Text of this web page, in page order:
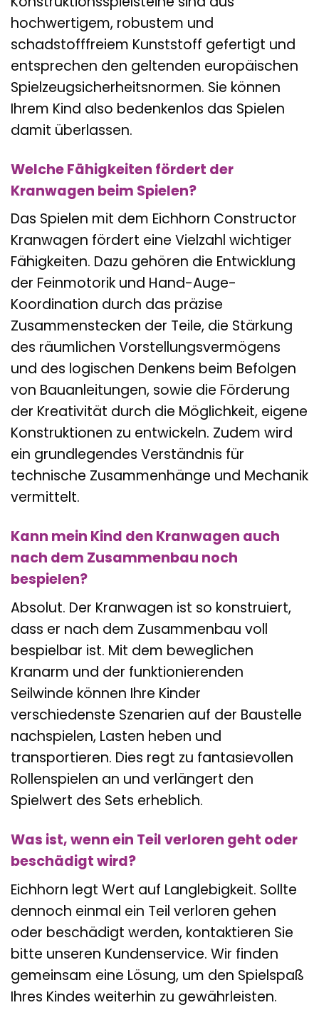
hochwertigem, robustem und
schadstofffreiem Kunststoff gefertigt und
entsprechen den geltenden europäischen
Spielzeugsicherheitsnormen. Sie können
Ihrem Kind also bedenkenlos das Spielen
damit überlassen.
Welche Fähigkeiten fördert der
Kranwagen beim Spielen?
Das Spielen mit dem Eichhorn Constructor
Kranwagen fördert eine Vielzahl wichtiger
Fähigkeiten. Dazu gehören die Entwicklung
der Feinmotorik und Hand-Auge-
Koordination durch das präzise
Zusammenstecken der Teile, die Stärkung
des räumlichen Vorstellungsvermögens
und des logischen Denkens beim Befolgen
von Bauanleitungen, sowie die Förderung
der Kreativität durch die Möglichkeit, eigene
Konstruktionen zu entwickeln. Zudem wird
ein grundlegendes Verständnis für
technische Zusammenhänge und Mechanik
vermittelt.
Kann mein Kind den Kranwagen auch
nach dem Zusammenbau noch
bespielen?
Absolut. Der Kranwagen ist so konstruiert,
dass er nach dem Zusammenbau voll
bespielbar ist. Mit dem beweglichen
Kranarm und der funktionierenden
Seilwinde können Ihre Kinder
verschiedenste Szenarien auf der Baustelle
nachspielen, Lasten heben und
transportieren. Dies regt zu fantasievollen
Rollenspielen an und verlängert den
Spielwert des Sets erheblich.
Was ist, wenn ein Teil verloren geht oder
beschädigt wird?
Eichhorn legt Wert auf Langlebigkeit. Sollte
dennoch einmal ein Teil verloren gehen
oder beschädigt werden, kontaktieren Sie
bitte unseren Kundenservice. Wir finden
gemeinsam eine Lösung, um den Spielspaß
Ihres Kindes weiterhin zu gewährleisten.